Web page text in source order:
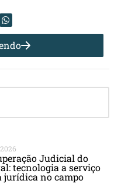
Judicial do
tecnologia a serviço
jurídica no campo